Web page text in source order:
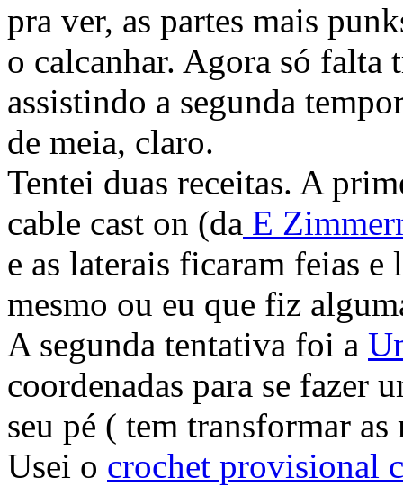
pra ver, as partes mais
o calcanhar. Agora só
assistindo a segunda
de meia, claro.
Tentei duas receitas. A
cable cast on (da E
e as laterais ficaram feias e
mesmo ou eu que fiz
A segunda tentativa foi a
coordenadas para se fazer
seu pé ( tem transformar
Usei o crochet provisional